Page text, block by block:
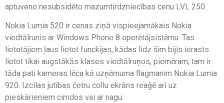
aptuveno nesubsidēto mazumtirdzniecības cenu LVL 250.
Nokia Lumia 520 ir cenas ziņā vispieejamākais Nokia
viedtālrunis ar Windows Phone 8 operētājsistēmu. Tas
lietotājiem ļaus lietot funckijas, kādas līdz šim bijis ierasts
lietot tikai augstākās klases viedtālruņos, piemēram, tam ir
tāda pati kameras lēca kā uzņēmuma flagmanim Nokia Lumia
920. Izcilas jutības četru collu ekrāns reaģē arī uz
pieskārieniem cimdos vai ar nagu.